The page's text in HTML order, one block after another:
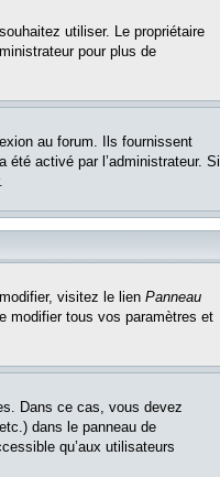
utiliser. Le propriétaire
pour plus de
au forum. Ils fournissent
activé par l’administrateur. Si
visitez le lien Panneau
modifier tous vos paramètres et
Dans ce cas, vous devez
dans le panneau de
qu’aux utilisateurs